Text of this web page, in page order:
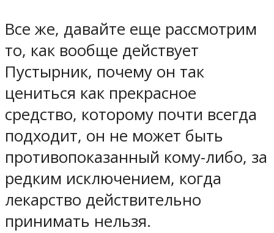
Все же, давайте еще рассмотрим
то, как вообще действует
Пустырник, почему он так
цениться как прекрасное
средство, которому почти всегда
подходит, он не может быть
противопоказанный кому-либо, за
редким исключением, когда
лекарство действительно
принимать нельзя.